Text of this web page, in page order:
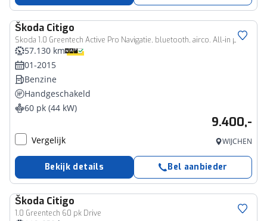
Škoda Citigo
Skoda 1.0 Greentech Active Pro Navigatie, bluetooth, airco. All-in prijs.
57.130 km
01-2015
Benzine
Handgeschakeld
60 pk (44 kW)
9.400,-
Vergelijk WIJCHEN
Bekijk details Bel aanbieder
Škoda Citigo
1.0 Greentech 60 pk Drive